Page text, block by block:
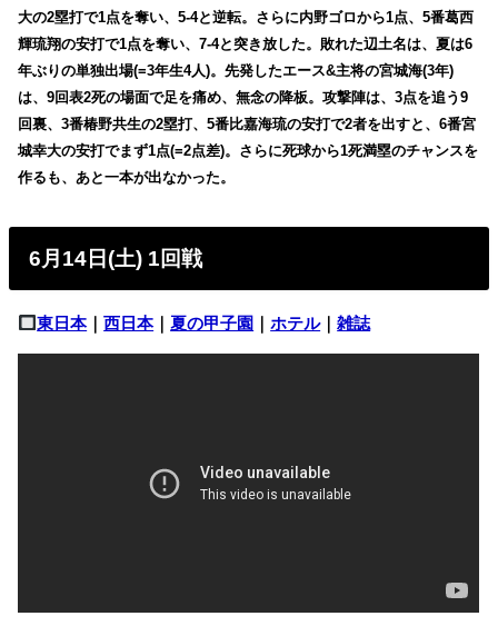
大の2塁打で1点を奪い、5-4と逆転。さらに内野ゴロから1点、5番葛西
輝琉翔の安打で1点を奪い、7-4と突き放した。敗れた辺土名は、夏は6
年ぶりの単独出場(=3年生4人)。先発したエース&主将の宮城海(3年)
は、9回表2死の場面で足を痛め、無念の降板。攻撃陣は、3点を追う9
回裏、3番椿野共生の2塁打、5番比嘉海琉の安打で2者を出すと、6番宮
城幸大の安打でまず1点(=2点差)。さらに死球から1死満塁のチャンスを
作るも、あと一本が出なかった。
6月14日(土) 1回戦
東日本｜西日本｜夏の甲子園 ｜ホテル｜雑誌